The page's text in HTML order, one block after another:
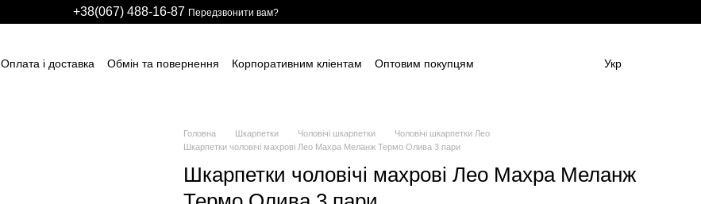
+38(067) 488-16-87 Передзвонити вам?
Оплата і доставка Обмін та повернення Корпоративним кліентам
Оптовим покупцям
Укр
Головна Шкарпетки Чоловічі шкарпетки
Чоловічі шкарпетки Лео
Шкарпетки чоловічі махрові Лео Махра Меланж Термо Олива 3 пари
Шкарпетки чоловічі махрові Лео Махра Меланж